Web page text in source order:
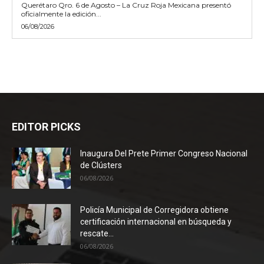
Querétaro Qro. 6 de Agosto – La Cruz Roja Mexicana presentó
oficialmente la edición...
06/08/2026
EDITOR PICKS
Inaugura Del Prete Primer Congreso Nacional
de Clústers
06/08/2026
Policía Municipal de Corregidora obtiene
certificación internacional en búsqueda y
rescate...
06/08/2026